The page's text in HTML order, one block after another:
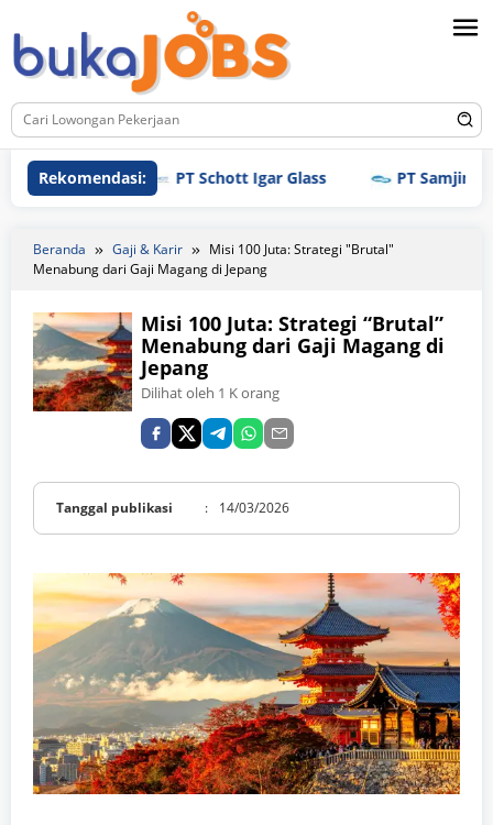
ke
konten
Rekomendasi:PT Schott Igar Glass PT Samjin
Beranda Gaji & Karir
Misi 100 Juta: Strategi "Brutal"
Menabung dari Gaji Magang di Jepang
Misi 100 Juta: Strategi “Brutal”
Menabung dari Gaji Magang di
Jepang
Dilihat oleh 1 K orang
Tanggal publikasi : 14/03/2026